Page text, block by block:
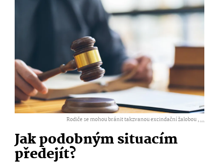
Rodiče se mohou bránit takzvanou excindační žalobou ,...
Jak podobným situacím
předejít?